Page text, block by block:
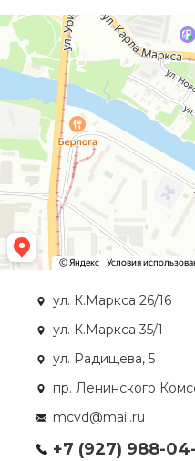
ул. К.Маркса 26/16
ул. К.Маркса 35/1
ул. Радищева, 5
пр. Ленинского
mcvd@mail.ru
+7 (927) 988-